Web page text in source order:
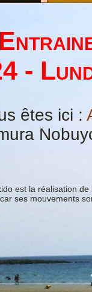
-
êtes ici :
est la réalisation
ses mouvements